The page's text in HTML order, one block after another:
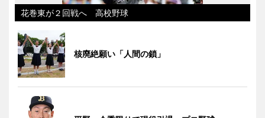
花巻東が２回戦へ 高校野球
核廃絶願い「人間の鎖」